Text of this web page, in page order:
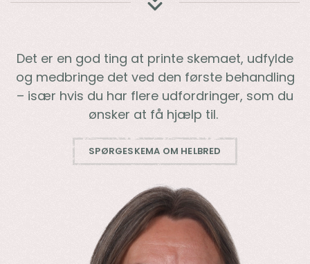
Det er en god ting at printe skemaet, udfylde
og medbringe det ved den første behandling
– især hvis du har flere udfordringer, som du
ønsker at få hjælp til.
SPØRGESKEMA OM HELBRED